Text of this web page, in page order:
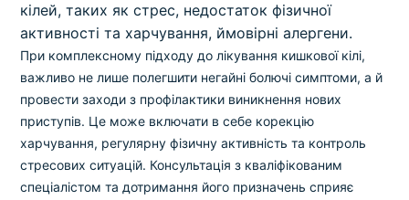
кілей, таких як стрес, недостаток фізичної
активності та харчування, ймовірні алергени.
При комплексному підходу до лікування кишкової кілі,
важливо не лише полегшити негайні болючі симптоми, а й
провести заходи з профілактики виникнення нових
приступів. Це може включати в себе корекцію
харчування, регулярну фізичну активність та контроль
стресових ситуацій. Консультація з кваліфікованим
спеціалістом та дотримання його призначень сприяє